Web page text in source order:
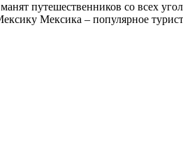
путешественников со всех
Мексика – популярное